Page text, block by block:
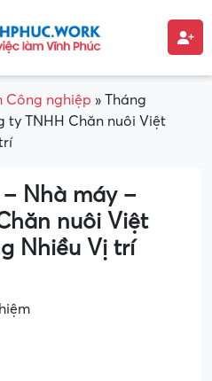
Công nghiệp » Tháng
ty TNHH Chăn nuôi Việt
Nhà máy –
nuôi Việt
Nhiều Vị trí